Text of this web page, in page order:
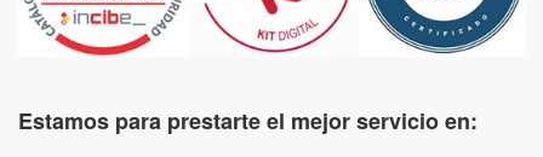
Estamos para prestarte el mejor servicio en: